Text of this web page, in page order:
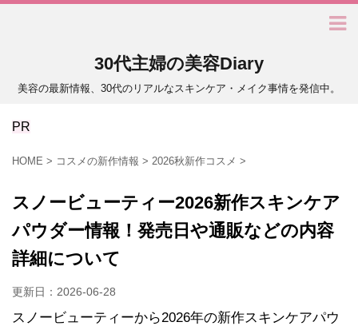
30代主婦の美容Diary
美容の最新情報、30代のリアルなスキンケア・メイク事情を発信中。
PR
HOME > コスメの新作情報 > 2026秋新作コスメ >
スノービューティー2026新作スキンケア
パウダー情報！発売日や通販などの内容
詳細について
更新日： 2026-06-28
スノービューティーから2026年の新作スキンケアパウ